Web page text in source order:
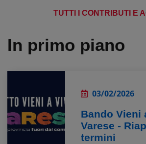
TUTTI I CONTRIBUTI E
In primo piano
03/02/2026
Bando Vieni
Varese -
termini